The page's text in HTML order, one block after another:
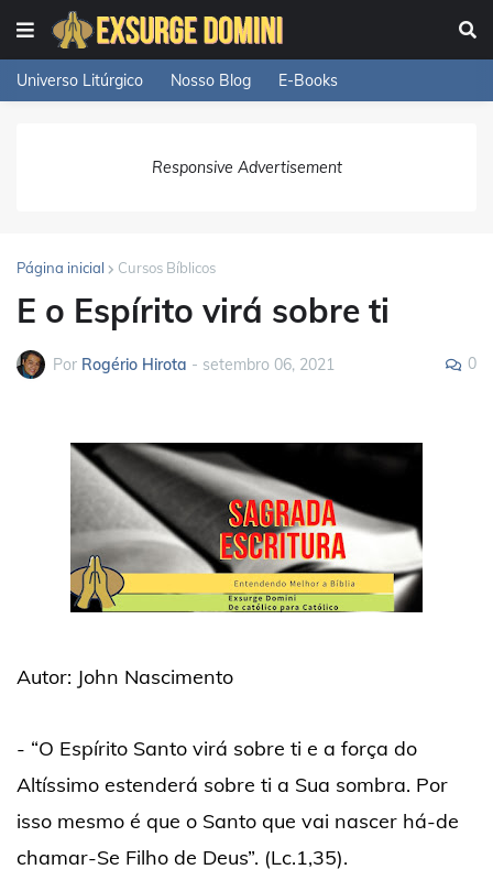
Universo Litúrgico Nosso Blog E-Books
Responsive Advertisement
Página inicial Cursos Bíblicos
E o Espírito virá sobre ti
Por Rogério Hirota - setembro 06, 2021 0
Autor: John Nascimento
- “O Espírito Santo virá sobre ti e a força do
Altíssimo estenderá sobre ti a Sua sombra. Por
isso mesmo é que o Santo que vai nascer há-de
chamar-Se Filho de Deus”. (Lc.1,35).